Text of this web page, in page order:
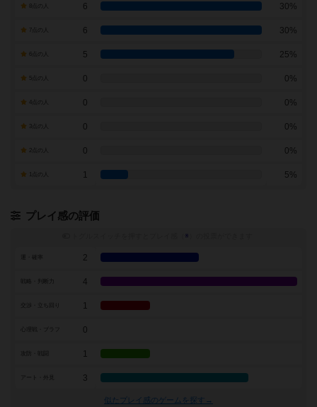
6 30%
7点の人 6 30%
5 25%
0 0%
0 0%
0 0%
0 0%
1 5%
プレイ感の評価
※
2
4
交渉・立ち回り 1
0
1
アート・外見 3
似たプレイ感のゲームを探す→